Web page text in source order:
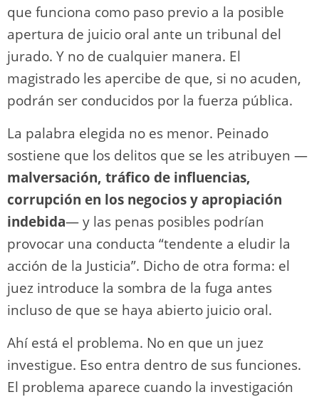
que funciona como paso previo a la posible
apertura de juicio oral ante un tribunal del
jurado. Y no de cualquier manera. El
magistrado les apercibe de que, si no acuden,
podrán ser conducidos por la fuerza pública.
La palabra elegida no es menor. Peinado
sostiene que los delitos que se les atribuyen —
malversación, tráfico de influencias,
corrupción en los negocios y apropiación
indebida— y las penas posibles podrían
provocar una conducta “tendente a eludir la
acción de la Justicia”. Dicho de otra forma: el
juez introduce la sombra de la fuga antes
incluso de que se haya abierto juicio oral.
Ahí está el problema. No en que un juez
investigue. Eso entra dentro de sus funciones.
El problema aparece cuando la investigación